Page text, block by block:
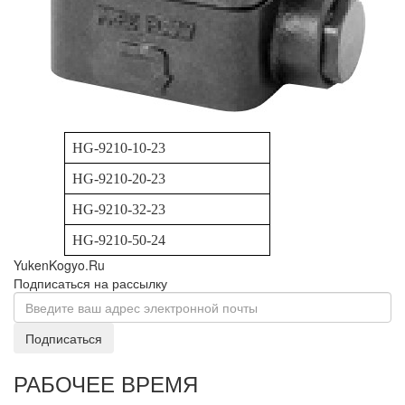
HG-9210-10-23
HG-9210-20-23
HG-9210-32-23
HG-9210-50-24
YukenKogyo.Ru
Подписаться на рассылку
Подписаться
РАБОЧЕЕ ВРЕМЯ